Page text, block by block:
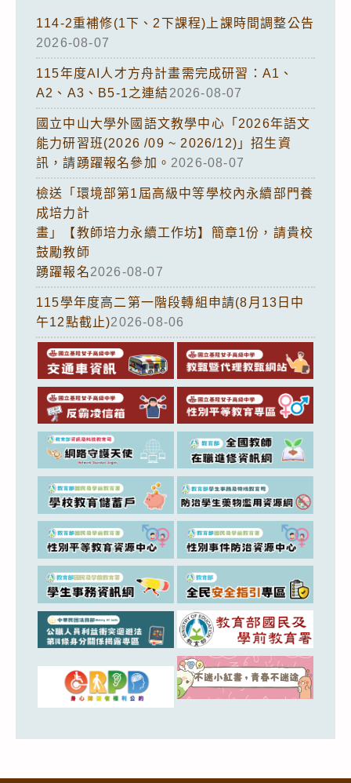
114-2重補修(1下、2下課程)上課時間調整公告
2026-08-07
115年度AI人才方舟計畫需完成研習：A1、
A2、A3、B5-1之連結2026-08-07
國立中山大學外國語文教學中心「2026年語文
能力研習班(2026 /09 ~ 2026/12)」招生資
訊，請踴躍報名參加。 2026-08-07
檢送「環境部第1屆高級中等學校內永續部門養
成培力計
畫」【教師培力永續工作坊】簡章1份，請貴校
鼓勵教師
踴躍報名2026-08-07
115學年度高二第一階段轉組申請(8月13日中
午12點截止)2026-08-06